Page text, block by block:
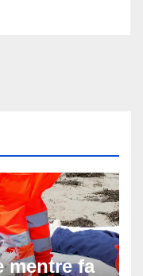
mentre fa